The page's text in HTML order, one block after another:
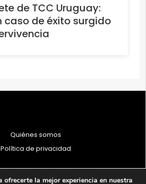
de TCC Uruguay:
caso de éxito surgido
Quiénes somos
Política de privacidad
ofrecerte la mejor experiencia en nuestra